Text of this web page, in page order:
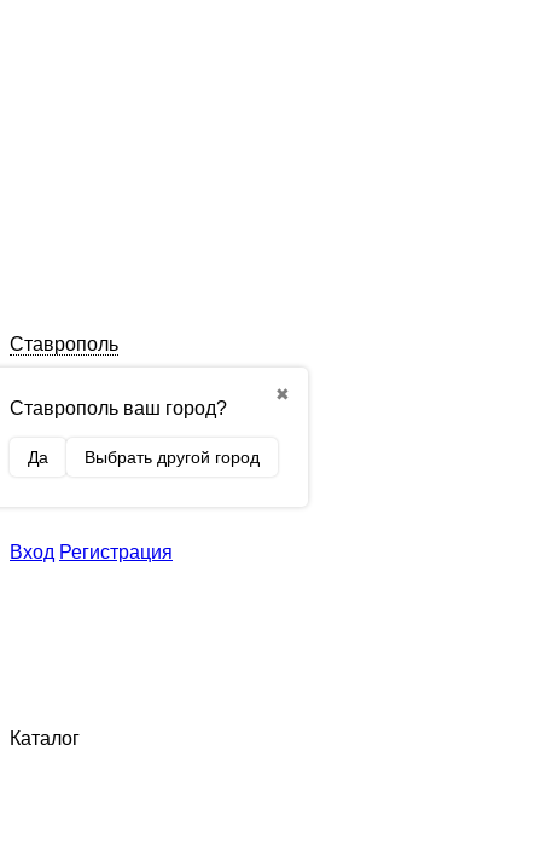
Ставрополь
✖
Ставрополь ваш город?
Да Выбрать другой город
Вход Регистрация
Каталог